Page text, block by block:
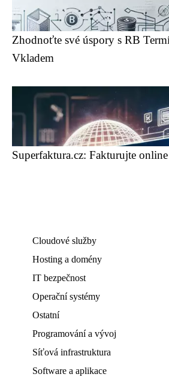
Zhodnoťte své úspory s RB
Vkladem
Superfaktura.cz: Fakturujte
Cloudové služby
Hosting a domény
IT bezpečnost
Operační systémy
Ostatní
Programování a vývoj
Síťová infrastruktura
Software a aplikace